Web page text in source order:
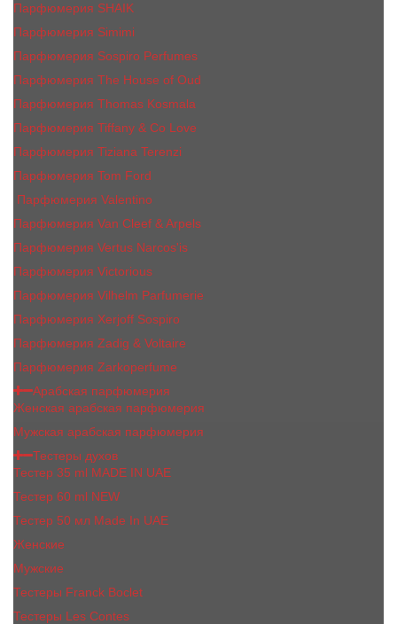
Парфюмерия SHAIK
Парфюмерия Simimi
Парфюмерия Sospiro Perfumes
Парфюмерия The House of Oud
Парфюмерия Thomas Kosmala
Парфюмерия Tiffany & Co Love
Парфюмерия Tiziana Terenzi
Парфюмерия Tom Ford
Парфюмерия Valentino
Парфюмерия Van Cleef & Arpels
Парфюмерия Vertus Narcos'is
Парфюмерия Victorious
Парфюмерия Vilhelm Parfumerie
Парфюмерия Xerjoff Sospiro
Парфюмерия Zadig & Voltaire
Парфюмерия Zarkoperfume
Арабская парфюмерия
Женская арабская парфюмерия
Мужская арабская парфюмерия
Тестеры духов
Тестер 35 ml MADE IN UAE
Тестер 60 ml NEW
Тестер 50 мл Made In UAE
Женские
Мужские
Тестеры Franck Boclet
Тестеры Les Contes